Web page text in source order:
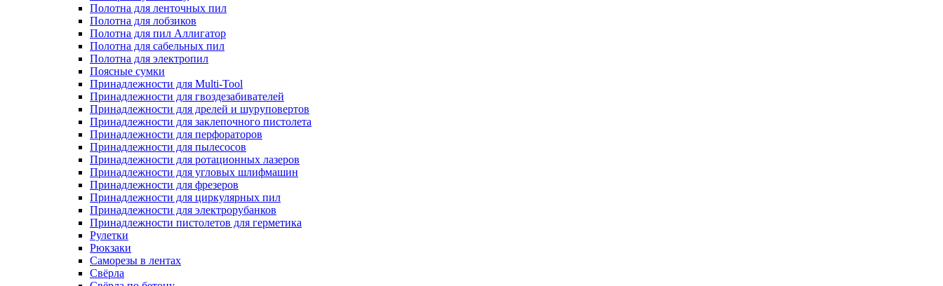
Полотна для ленточных пил
Полотна для лобзиков
Полотна для пил Аллигатор
Полотна для сабельных пил
Полотна для электропил
Поясные сумки
Принадлежности для Multi-Tool
Принадлежности для гвоздезабивателей
Принадлежности для дрелей и шуруповертов
Принадлежности для заклепочного пистолета
Принадлежности для перфораторов
Принадлежности для пылесосов
Принадлежности для ротационных лазеров
Принадлежности для угловых шлифмашин
Принадлежности для фрезеров
Принадлежности для циркулярных пил
Принадлежности для электрорубанков
Принадлежности пистолетов для герметика
Рулетки
Рюкзаки
Саморезы в лентах
Свёрла